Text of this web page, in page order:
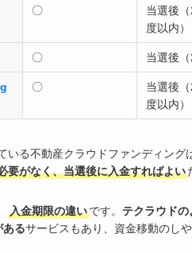
〇
当選後
度以内）
〇 当選後（
〇
当選後
度以内）
いる不動産クラウドファンディング
要がなく、当選後に入金すればよい
入金期限の違いです。 テクラウド
あるサービスもあり、資金移動のし